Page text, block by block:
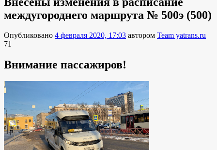
междугороднего маршрута № 500э (500)
Опубликовано 4 февраля 2020, 17:03 автором Team yatrans.ru
71
Внимание пассажиров!